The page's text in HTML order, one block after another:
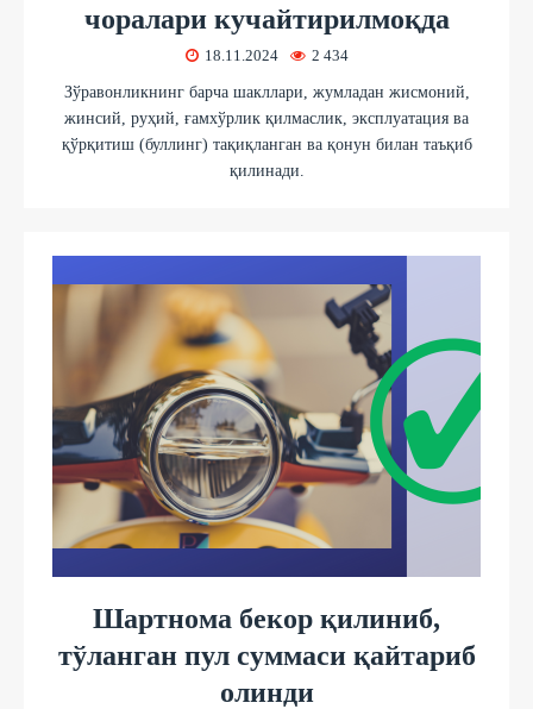
чоралари кучайтирилмоқда
18.11.2024 2 434
Зўравонликнинг барча шакллари, жумладан жисмоний,
жинсий, руҳий, ғамхўрлик қилмаслик, эксплуатация ва
қўрқитиш (буллинг) тақиқланган ва қонун билан таъқиб
қилинади.
Шартнома бекор қилиниб,
тўланган пул суммаси қайтариб
олинди